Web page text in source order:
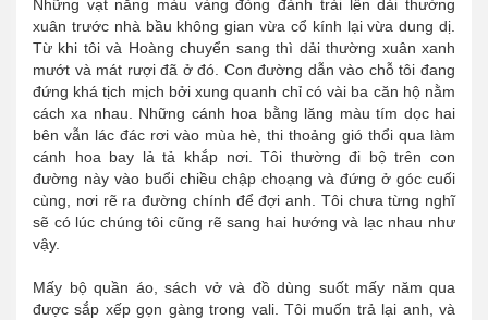
Những vạt nắng màu vàng đỏng đảnh trải lên dải thường
xuân trước nhà bầu không gian vừa cổ kính lại vừa dung dị.
Từ khi tôi và Hoàng chuyển sang thì dải thường xuân xanh
mướt và mát rượi đã ở đó. Con đường dẫn vào chỗ tôi đang
đứng khá tịch mịch bởi xung quanh chỉ có vài ba căn hộ nằm
cách xa nhau. Những cánh hoa bằng lăng màu tím dọc hai
bên vẫn lác đác rơi vào mùa hè, thi thoảng gió thổi qua làm
cánh hoa bay lả tả khắp nơi. Tôi thường đi bộ trên con
đường này vào buổi chiều chập choạng và đứng ở góc cuối
cùng, nơi rẽ ra đường chính để đợi anh. Tôi chưa từng nghĩ
sẽ có lúc chúng tôi cũng rẽ sang hai hướng và lạc nhau như
vậy.
Mấy bộ quần áo, sách vở và đồ dùng suốt mấy năm qua
được sắp xếp gọn gàng trong vali. Tôi muốn trả lại anh, và